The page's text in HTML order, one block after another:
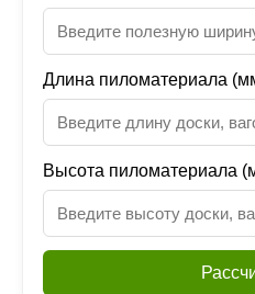
Длина пиломатериала
Высота пиломатериала